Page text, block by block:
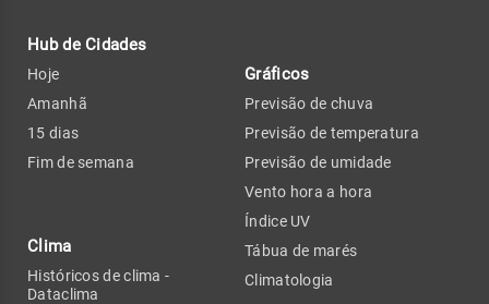
Hub de Cidades
Hoje
Amanhã
15 dias
Fim de semana
Clima
Históricos de clima -
Dataclima
Gráficos
Previsão de chuva
Previsão de temperatura
Previsão de umidade
Vento hora a hora
Índice UV
Tábua de marés
Climatologia